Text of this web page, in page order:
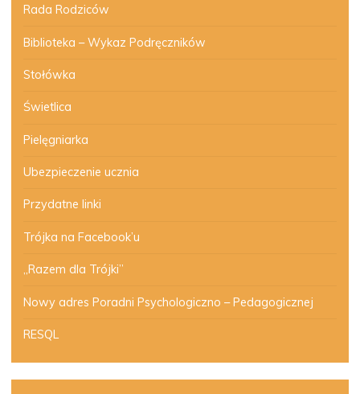
Rada Rodziców
Biblioteka – Wykaz Podręczników
Stołówka
Świetlica
Pielęgniarka
Ubezpieczenie ucznia
Przydatne linki
Trójka na Facebook’u
„Razem dla Trójki”
Nowy adres Poradni Psychologiczno – Pedagogicznej
RESQL